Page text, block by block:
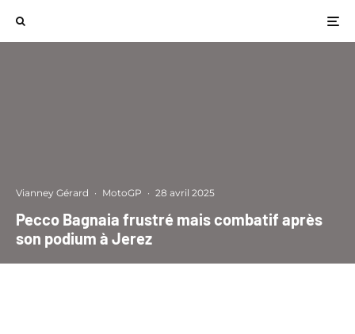
Vianney Gérard · MotoGP · 28 avril 2025
Pecco Bagnaia frustré mais combatif après
son podium à Jerez